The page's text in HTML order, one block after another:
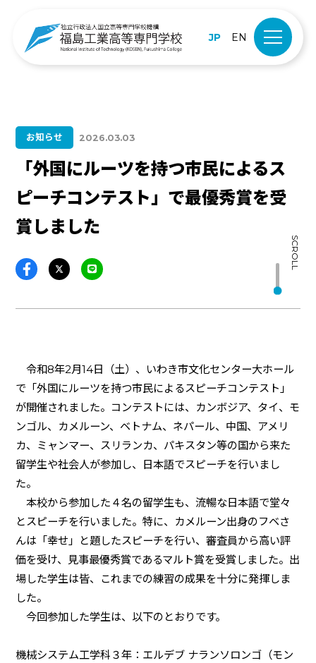
JP EN
お知らせ 2026.03.03
「外国にルーツを持つ市民によるス
ピーチコンテスト」で最優秀賞を受
賞しました
SCROLL
令和8年2月14日（土）、いわき市文化センター大ホール
で「外国にルーツを持つ市民によるスピーチコンテスト」
が開催されました。コンテストには、カンボジア、タイ、モ
ンゴル、カメルーン、ベトナム、ネパール、中国、アメリ
カ、ミャンマー、スリランカ、パキスタン等の国から来た
留学生や社会人が参加し、日本語でスピーチを行いまし
た。
本校から参加した４名の留学生も、流暢な日本語で堂々
とスピーチを行いました。特に、カメルーン出身のフベさ
んは「幸せ」と題したスピーチを行い、審査員から高い評
価を受け、見事最優秀賞であるマルト賞を受賞しました。出
場した学生は皆、これまでの練習の成果を十分に発揮しま
した。
今回参加した学生は、以下のとおりです。
機械システム工学科３年：エルデブ ナランソロンゴ（モン